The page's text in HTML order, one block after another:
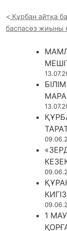
Құрбан айтқа
баспасөз жиыны
1